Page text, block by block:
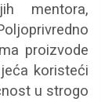
mentora,
proizvode
koristeći
u strogo